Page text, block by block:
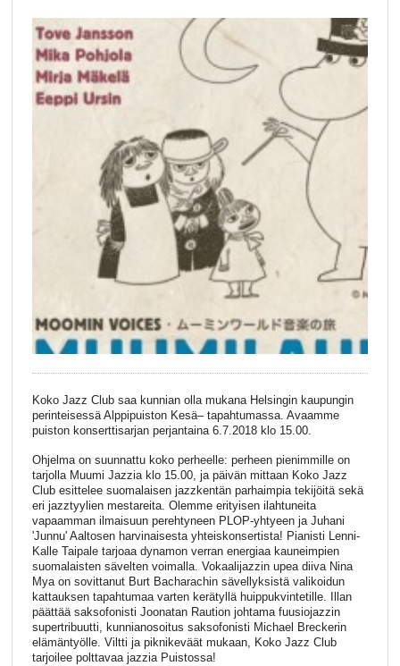
Koko Jazz Club saa kunnian olla mukana Helsingin kaupungin
perinteisessä Alppipuiston Kesä– tapahtumassa. Avaamme
puiston konserttisarjan perjantaina 6.7.2018 klo 15.00.
Ohjelma on suunnattu koko perheelle: perheen pienimmille on
tarjolla Muumi Jazzia klo 15.00, ja päivän mittaan Koko Jazz
Club esittelee suomalaisen jazzkentän parhaimpia tekijöitä sekä
eri jazztyylien mestareita. Olemme erityisen ilahtuneita
vapaamman ilmaisuun perehtyneen PLOP-yhtyeen ja Juhani
'Junnu' Aaltosen harvinaisesta yhteiskonsertista! Pianisti Lenni-
Kalle Taipale tarjoaa dynamon verran energiaa kauneimpien
suomalaisten sävelten voimalla. Vokaalijazzin upea diiva Nina
Mya on sovittanut Burt Bacharachin sävellyksistä valikoidun
kattauksen tapahtumaa varten kerätyllä huippukvintetille. Illan
päättää saksofonisti Joonatan Raution johtama fuusiojazzin
supertribuutti, kunnianosoitus saksofonisti Michael Breckerin
elämäntyölle. Viltti ja piknikeväät mukaan, Koko Jazz Club
tarjoilee polttavaa jazzia Puistossa!